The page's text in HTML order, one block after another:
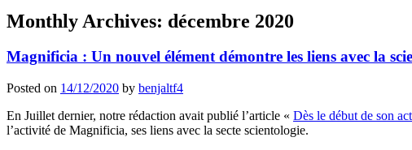
Monthly Archives: décembre 2020
Magnificia : Un nouvel élément démontre les liens avec la
Posted on 14/12/2020 by benjaltf4
En Juillet dernier, notre rédaction avait publié l’article « Dès le début de son
l’activité de Magnificia, ses liens avec la secte scientologie.